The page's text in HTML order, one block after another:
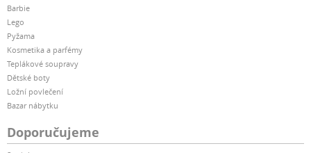
Barbie
Lego
Pyžama
Kosmetika a parfémy
Teplákové soupravy
Dětské boty
Ložní povlečení
Bazar nábytku
Doporučujeme